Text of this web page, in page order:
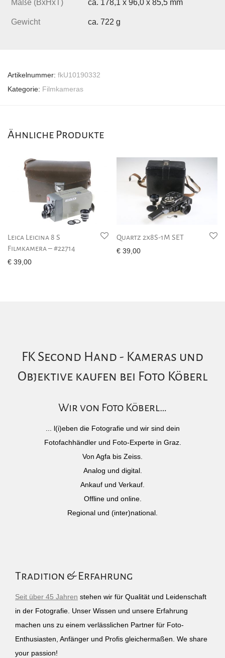
Maße (BxHxT) ca. 178,1 x 96,0 x 85,5 mm
Gewicht ca. 722 g
Artikelnummer: fkU10190332
Kategorie: Filmkameras
Ähnliche Produkte
Leica Leicina 8 S
Filmkamera – #22714
€ 39,00
Quartz 2x8S-1M SET
€ 39,00
FK Second Hand - Kameras und
Objektive kaufen bei Foto Köberl
Wir von Foto Köberl…
... l(i)eben die Fotografie und wir sind dein
Fotofachhändler und Foto-Experte in Graz.
Von Agfa bis Zeiss.
Analog und digital.
Ankauf und Verkauf.
Offline und online.
Regional und (inter)national.
Tradition & Erfahrung
Seit über 45 Jahren stehen wir für Qualität und Leidenschaft
in der Fotografie. Unser Wissen und unsere Erfahrung
machen uns zu einem verlässlichen Partner für Foto-
Enthusiasten, Anfänger und Profis gleichermaßen. We share
your passion!